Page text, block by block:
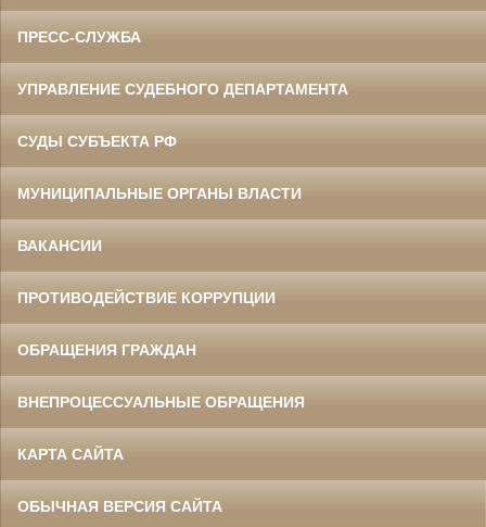
ПРЕСС-СЛУЖБА
УПРАВЛЕНИЕ СУДЕБНОГО ДЕПАРТАМЕНТА
СУДЫ СУБЪЕКТА РФ
МУНИЦИПАЛЬНЫЕ ОРГАНЫ ВЛАСТИ
ВАКАНСИИ
ПРОТИВОДЕЙСТВИЕ КОРРУПЦИИ
ОБРАЩЕНИЯ ГРАЖДАН
ВНЕПРОЦЕССУАЛЬНЫЕ ОБРАЩЕНИЯ
КАРТА САЙТА
ОБЫЧНАЯ ВЕРСИЯ САЙТА